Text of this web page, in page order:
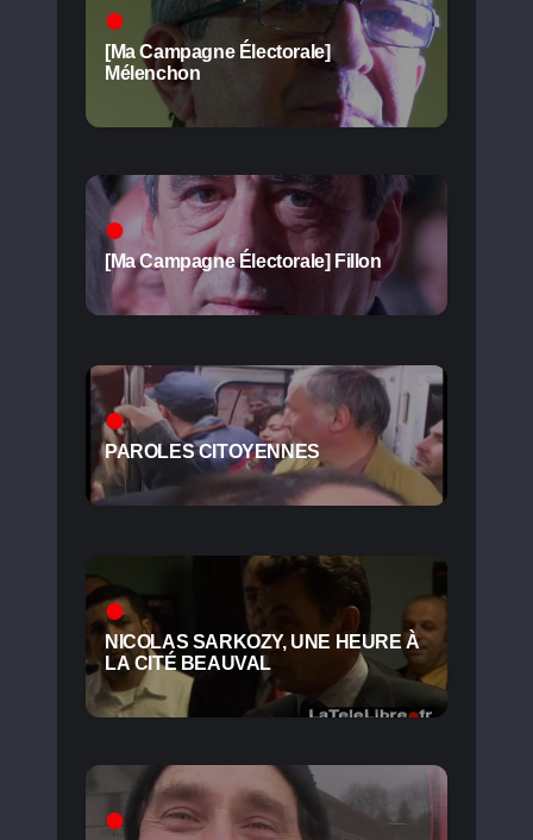
[Ma Campagne Électorale]
Mélenchon
[Ma Campagne Électorale] Fillon
PAROLES CITOYENNES
NICOLAS SARKOZY, UNE HEURE À
LA CITÉ BEAUVAL